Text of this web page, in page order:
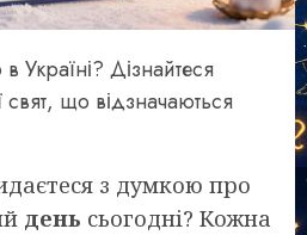
Україні? Дізнайтеся
свят, що відзначаються
з думкою про
день сьогодні? Кожна